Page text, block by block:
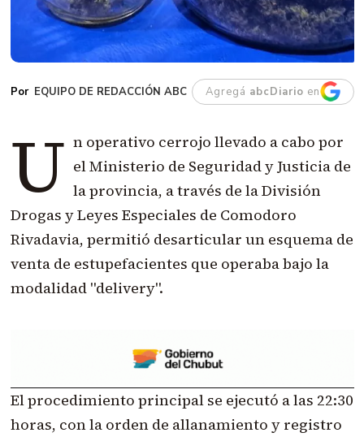
EQUIPO DE REDACCIÓN ABC Agregá abcDiario en
U n operativo cerrojo llevado a cabo por
el Ministerio de Seguridad y Justicia de
la provincia, a través de la División
Drogas y Leyes Especiales de Comodoro
Rivadavia, permitió desarticular un esquema de
venta de estupefacientes que operaba bajo la
modalidad "delivery".
El procedimiento principal se ejecutó a las 22:30
horas, con la orden de allanamiento y registro